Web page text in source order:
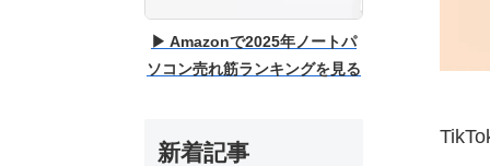
▶ Amazonで2025年ノートパ
ソコン売れ筋ランキングを見る
新着記事